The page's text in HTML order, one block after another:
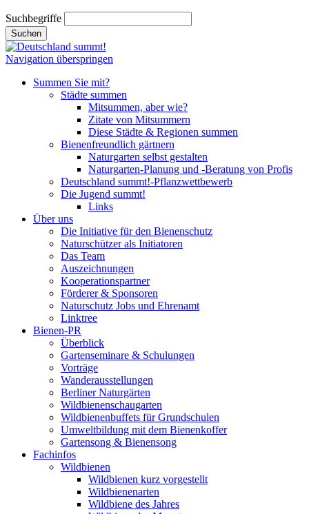
Suchbegriffe
Suchen
Navigation überspringen
Summen Sie mit?
Städte summen
Mitsummen, aber wie?
Zitate von Mitsummern
Diese Städte & Regionen summen
Bienenfreundlich gärtnern
Naturgarten selbst gestalten
Naturgarten-Planung und -Beratung von Profis
Deutschland summt!-Pflanzwettbewerb
Die Jugend summt!
Links
Über uns
Die Initiative für den Bienenschutz
Naturschützer als Initiatoren
Das Team
Auszeichnungen
Kooperationspartner
Förderer & Sponsoren
Naturschutz Jobs und Ehrenamt
Linktree
Bienen-PR
Überblick
Gartenseminare & Schulungen
Vorträge
Wanderausstellungen
Berliner Naturgärten
Wildbienenschaugarten
Wildbienenbuffets für Grundschulen
Umweltbildung mit dem Bienenkoffer
Gartensong & Bienensong
Fachinfos
Wildbienen
Wildbienen kurz vorgestellt
Wildbienenarten
Wildbiene des Jahres